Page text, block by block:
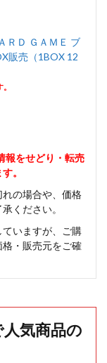
ＲＤ ＧＡＭＥ ブ
販売（1BOX 12
報をせどり・転売
。
の場合や、価格
ください。
いますが、ご購
・販売元をご確
気商品の